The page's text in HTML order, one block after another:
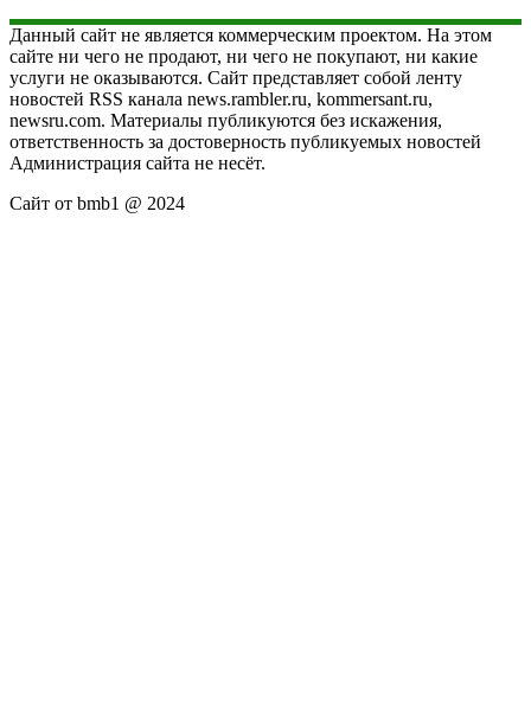
Данный сайт не является коммерческим проектом. На этом
сайте ни чего не продают, ни чего не покупают, ни какие
услуги не оказываются. Сайт представляет собой ленту
новостей RSS канала news.rambler.ru, kommersant.ru,
newsru.com. Материалы публикуются без искажения,
ответственность за достоверность публикуемых новостей
Администрация сайта не несёт.
Сайт от bmb1 @ 2024